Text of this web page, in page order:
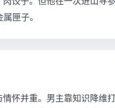
匣子。
怀并重。男主靠知识降维